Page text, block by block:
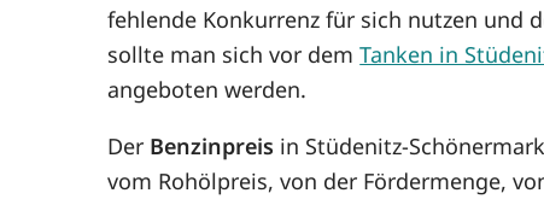
fehlende Konkurrenz für sich nutzen und
sollte man sich vor demTanken in
angeboten werden.
Der Benzinpreis in Stüdenitz-
vom Rohölpreis, von der Fördermenge,